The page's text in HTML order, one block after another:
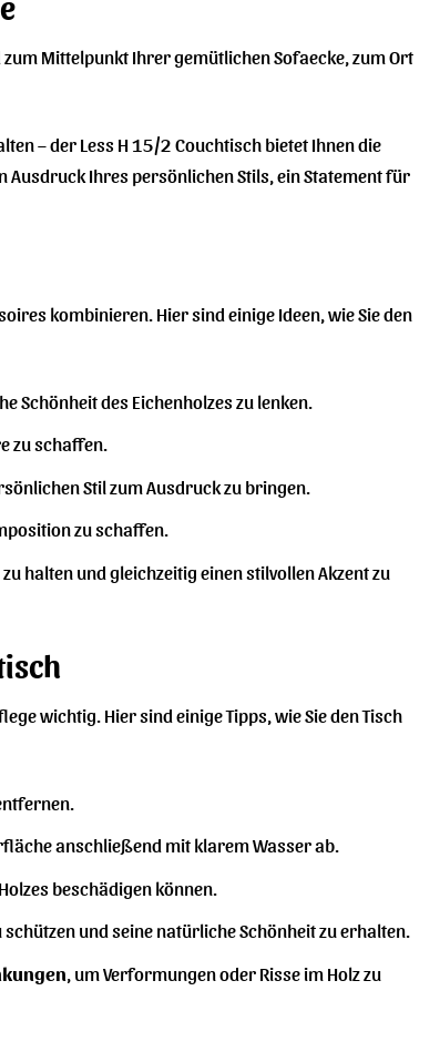
Mittelpunkt Ihrer gemütlichen Sofaecke, zum Ort
– der Less H 15/2 Couchtisch bietet Ihnen die
Ausdruck Ihres persönlichen Stils, ein Statement für
kombinieren. Hier sind einige Ideen, wie Sie den
Schönheit des Eichenholzes zu lenken.
zu schaffen.
Stil zum Ausdruck zu bringen.
zu schaffen.
zu halten und gleichzeitig einen stilvollen Akzent zu
wichtig. Hier sind einige Tipps, wie Sie den Tisch
anschließend mit klarem Wasser ab.
beschädigen können.
schützen und seine natürliche Schönheit zu erhalten.
, um Verformungen oder Risse im Holz zu